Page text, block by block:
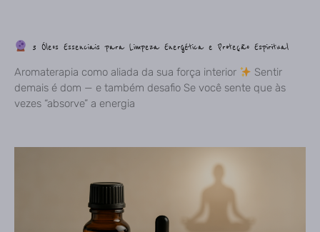
3 Óleos Essenciais para Limpeza Energética e Proteção Espiritual
Aromaterapia como aliada da sua força interior
Sentir
demais é dom — e também desafio Se você sente que às
vezes “absorve” a energia